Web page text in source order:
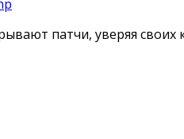
патчи, уверяя своих